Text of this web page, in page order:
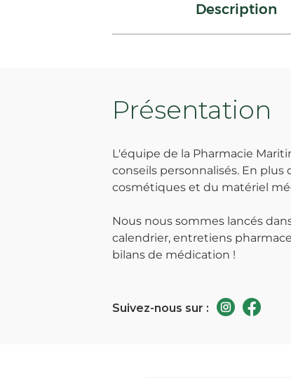
Description
Présentation
L'équipe de la Pharmacie
conseils personnalisés. En
cosmétiques et du matériel
Nous nous sommes lancés
calendrier, entretiens
bilans de médication !
Suivez-nous sur :